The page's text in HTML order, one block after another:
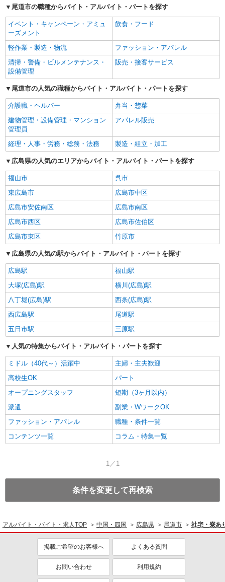
尾道市の職種からバイト・アルバイト・パートを探す
イベント・キャンペーン・アミュ
ーズメント
飲食・フード
軽作業・製造・物流
ファッション・アパレル
清掃・警備・ビルメンテナンス・
設備管理
販売・接客サービス
尾道市の人気の職種からバイト・アルバイト・パートを探す
介護職・ヘルパー
弁当・惣菜
建物管理・設備管理・マンション
管理員
アパレル販売
経理・人事・労務・総務・法務 製造・組立・加工
広島県の人気のエリアからバイト・アルバイト・パートを探す
福山市
呉市
東広島市
広島市中区
広島市安佐南区
広島市南区
広島市西区
広島市佐伯区
広島市東区
竹原市
広島県の人気の駅からバイト・アルバイト・パートを探す
広島駅
福山駅
大塚(広島)駅
横川(広島)駅
八丁堀(広島)駅
西条(広島)駅
西広島駅
尾道駅
五日市駅
三原駅
人気の特集からバイト・アルバイト・パートを探す
ミドル（40代～）活躍中
主婦・主夫歓迎
高校生OK
パート
オープニングスタッフ
短期（3ヶ月以内）
派遣
副業・WワークOK
ファッション・アパレル
職種・条件一覧
コンテンツ一覧
コラム・特集一覧
1／1
条件を変更して再検索
アルバイト・バイト・求人TOP 中国・四国 広島県 尾道市 社宅・寮あ
掲載ご希望のお客様へ よくある質問
お問い合わせ 利用規約